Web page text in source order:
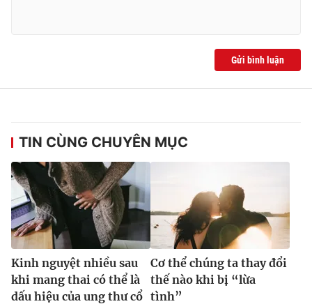
Gửi bình luận
TIN CÙNG CHUYÊN MỤC
Kinh nguyệt nhiều sau
khi mang thai có thể là
dấu hiệu của ung thư cổ
Cơ thể chúng ta thay đổi
thế nào khi bị “lừa
tình”